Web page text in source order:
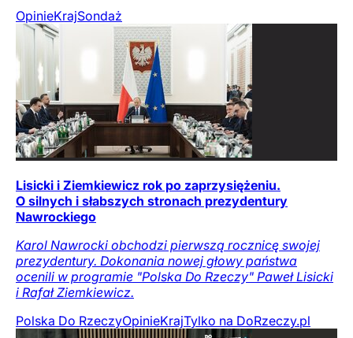
OpinieKrajSondaż
Lisicki i Ziemkiewicz rok po zaprzysiężeniu.
O silnych i słabszych stronach prezydentury
Nawrockiego
Karol Nawrocki obchodzi pierwszą rocznicę swojej
prezydentury. Dokonania nowej głowy państwa
ocenili w programie "Polska Do Rzeczy" Paweł Lisicki
i Rafał Ziemkiewicz.
Polska Do RzeczyOpinieKrajTylko na DoRzeczy.pl